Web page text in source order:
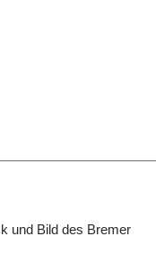
und Bild des Bremer